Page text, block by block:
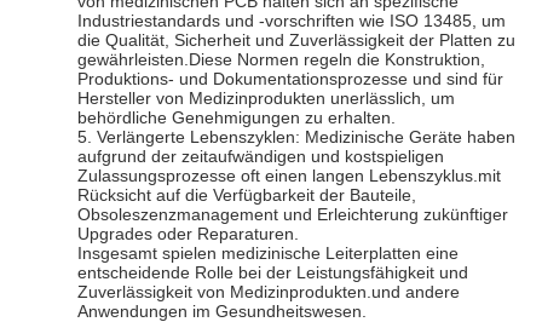
Industriestandards und -vorschriften wie ISO 13485, um
die Qualität, Sicherheit und Zuverlässigkeit der Platten zu
gewährleisten.Diese Normen regeln die Konstruktion,
Produktions- und Dokumentationsprozesse und sind für
Hersteller von Medizinprodukten unerlässlich, um
behördliche Genehmigungen zu erhalten.
5. Verlängerte Lebenszyklen: Medizinische Geräte haben
aufgrund der zeitaufwändigen und kostspieligen
Zulassungsprozesse oft einen langen Lebenszyklus.mit
Rücksicht auf die Verfügbarkeit der Bauteile,
Obsoleszenzmanagement und Erleichterung zukünftiger
Upgrades oder Reparaturen.
Insgesamt spielen medizinische Leiterplatten eine
entscheidende Rolle bei der Leistungsfähigkeit und
Zuverlässigkeit von Medizinprodukten.und andere
Anwendungen im Gesundheitswesen.